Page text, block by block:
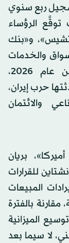
ربع سنوي
الرؤساء
و«بنك
والخدمات
المصرفية الاستثمارية للرُّبع الثاني من عام 2026،
حرب إيران،
والائتمان
بريان
للقرارات
المبيعات
بنسبة 15 في المائة، مقارنة بالفترة
الميزانية
لا سيما بعد